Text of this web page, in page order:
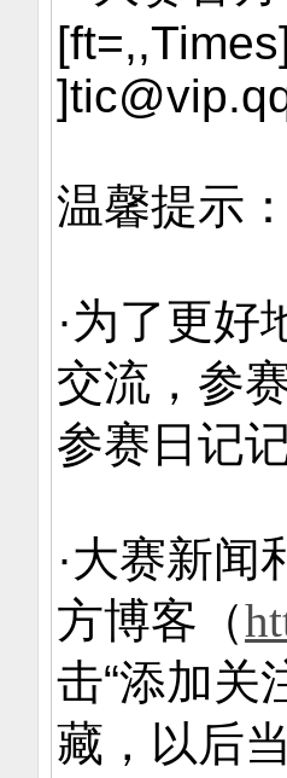
温馨提示
·为了更好
交流，参
参赛日记
·大赛新闻
方博客（
击“添加关
藏，以后